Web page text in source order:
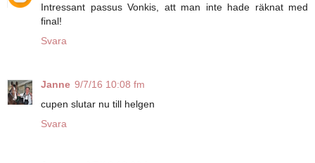
Intressant passus Vonkis, att man inte hade räknat med
final!
Svara
Janne 9/7/16 10:08 fm
cupen slutar nu till helgen
Svara